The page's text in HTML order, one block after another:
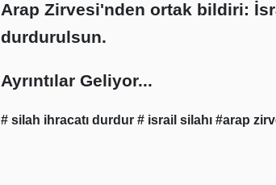
Arap Zirvesi'nden ortak bildiri:
durdurulsun.
Ayrıntılar Geliyor...
# silah ihracatı durdur # israil silahı #arap